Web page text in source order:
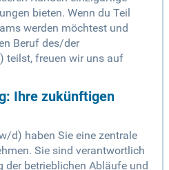
bieten. Wenn du Teil
werden möchtest und
Beruf des/der
teilst, freuen wir uns auf
Ihre zukünftigen
d) haben Sie eine zentrale
Sie sind verantwortlich
der betrieblichen Abläufe und